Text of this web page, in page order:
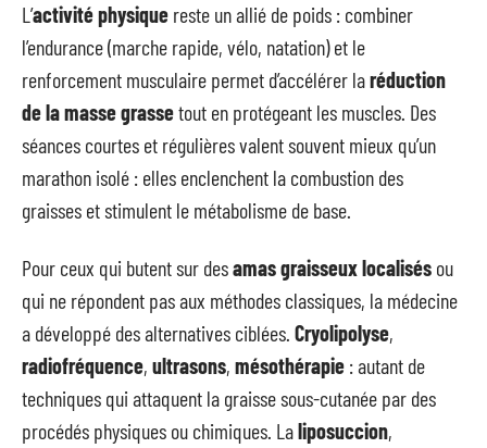
L’activité physique reste un allié de poids : combiner
l’endurance (marche rapide, vélo, natation) et le
renforcement musculaire permet d’accélérer laréduction
de la masse grassetout en protégeant les muscles. Des
séances courtes et régulières valent souvent mieux qu’un
marathon isolé : elles enclenchent la combustion des
graisses et stimulent le métabolisme de base.
Pour ceux qui butent sur desamas graisseux localisés ou
qui ne répondent pas aux méthodes classiques, la médecine
a développé des alternatives ciblées. Cryolipolyse,
radiofréquence, ultrasons, mésothérapie : autant de
techniques qui attaquent la graisse sous-cutanée par des
procédés physiques ou chimiques. Laliposuccion,